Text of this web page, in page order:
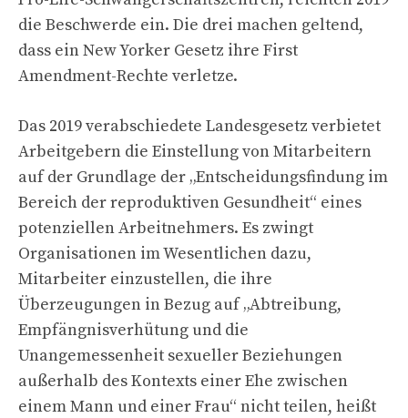
die Beschwerde ein. Die drei machen geltend,
dass ein New Yorker Gesetz ihre First
Amendment-Rechte verletze.
Das 2019 verabschiedete Landesgesetz verbietet
Arbeitgebern die Einstellung von Mitarbeitern
auf der Grundlage der „Entscheidungsfindung im
Bereich der reproduktiven Gesundheit“ eines
potenziellen Arbeitnehmers. Es zwingt
Organisationen im Wesentlichen dazu,
Mitarbeiter einzustellen, die ihre
Überzeugungen in Bezug auf „Abtreibung,
Empfängnisverhütung und die
Unangemessenheit sexueller Beziehungen
außerhalb des Kontexts einer Ehe zwischen
einem Mann und einer Frau“ nicht teilen, heißt